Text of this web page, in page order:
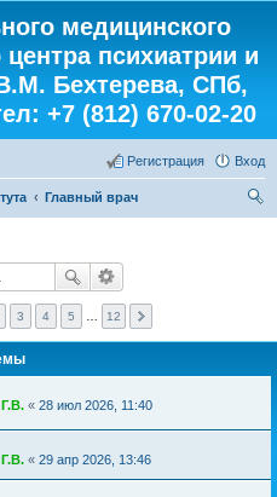
медицинского
психиатрии и
Бехтерева, СПб,
+7 (812) 670-02-20
Вход
Регистрация
Главный врач
3 4 5 12
« 28 июл 2026, 11:40
« 29 апр 2026, 13:46